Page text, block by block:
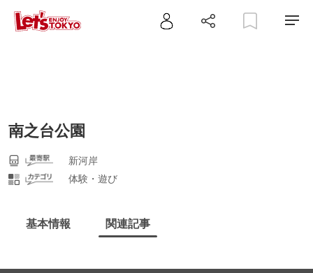
南之台公園
新河岸
体験・遊び
基本情報 関連記事